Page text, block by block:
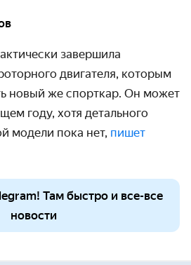
завершила
двигателя, которым
новый же спорткар. Он может
году, хотя детального
модели пока нет, пишет
Там быстро и все-все
новости